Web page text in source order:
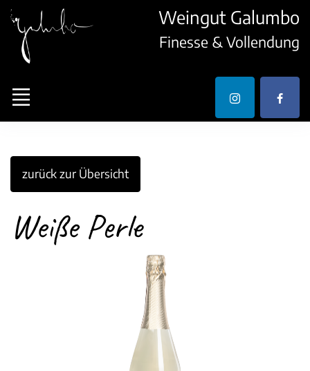
Weingut Galumbo
Finesse & Vollendung
zurück zur Übersicht
Weiße Perle